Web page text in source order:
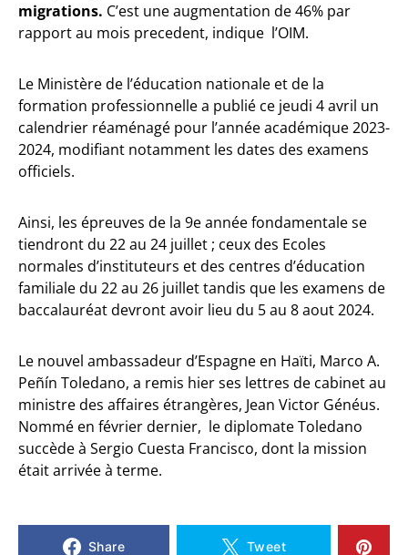
migrations. C’est une augmentation de 46% par
rapport au mois precedent, indique l’OIM.
Le Ministère de l’éducation nationale et de la
formation professionnelle a publié ce jeudi 4 avril un
calendrier réaménagé pour l’année académique 2023-
2024, modifiant notamment les dates des examens
officiels.
Ainsi, les épreuves de la 9e année fondamentale se
tiendront du 22 au 24 juillet ; ceux des Ecoles
normales d’instituteurs et des centres d’éducation
familiale du 22 au 26 juillet tandis que les examens de
baccalauréat devront avoir lieu du 5 au 8 aout 2024.
Le nouvel ambassadeur d’Espagne en Haïti, Marco A.
Peñín Toledano, a remis hier ses lettres de cabinet au
ministre des affaires étrangères, Jean Victor Généus.
Nommé en février dernier, le diplomate Toledano
succède à Sergio Cuesta Francisco, dont la mission
était arrivée à terme.
Share Tweet